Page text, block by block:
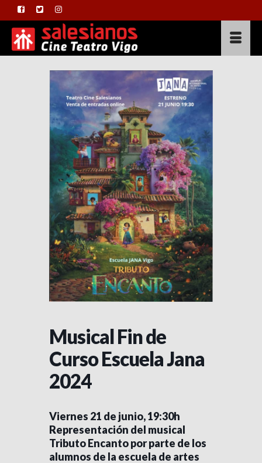
Musical Fin de
Curso Escuela Jana
2024
Viernes 21 de junio, 19:30h
Representación del musical
Tributo Encanto por parte de los
alumnos de la escuela de artes